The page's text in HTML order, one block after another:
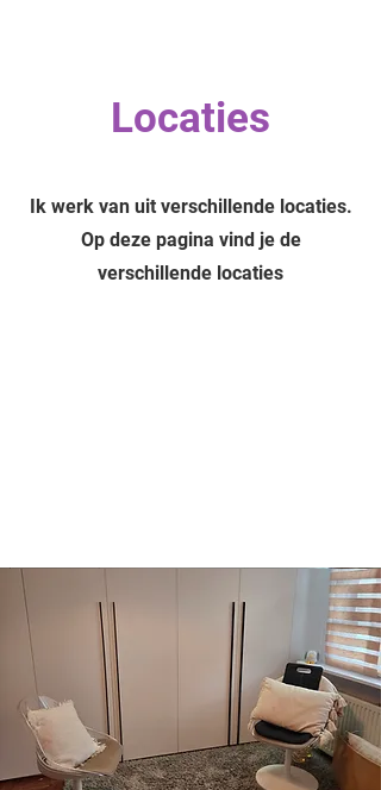
Locaties
Ik werk van uit verschillende locaties.
Op deze pagina vind je de
verschillende locaties